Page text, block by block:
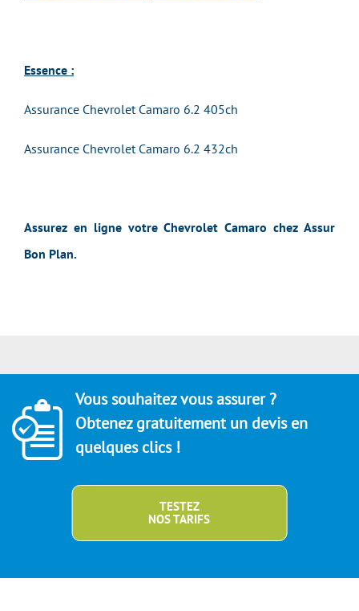
Essence :
Assurance Chevrolet Camaro 6.2 405ch
Assurance Chevrolet Camaro 6.2 432ch
Assurez en ligne votre Chevrolet Camaro chez Assur
Bon Plan.
Vous souhaitez vous assurer ?
Obtenez gratuitement un devis en
quelques clics !
TESTEZ
NOS TARIFS